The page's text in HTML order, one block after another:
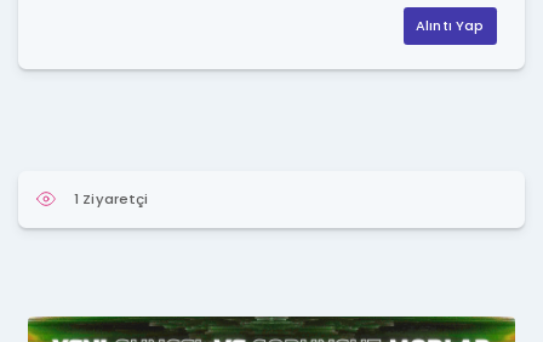
Alıntı Yap
1 Ziyaretçi